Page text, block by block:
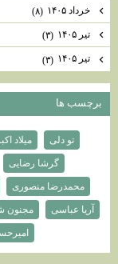
خرداد ۱۴۰۵ (۸)
تیر ۱۴۰۵ (۳)
تیر ۱۴۰۵ (۳)
برچسب ها
تو دلی میلاد
گرشا رضایی
محمدرضا منصوری
آریا عباسی مجنون